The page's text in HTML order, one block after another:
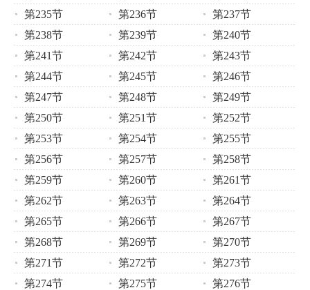
第235节
第236节
第237节
第238节
第239节
第240节
第241节
第242节
第243节
第244节
第245节
第246节
第247节
第248节
第249节
第250节
第251节
第252节
第253节
第254节
第255节
第256节
第257节
第258节
第259节
第260节
第261节
第262节
第263节
第264节
第265节
第266节
第267节
第268节
第269节
第270节
第271节
第272节
第273节
第274节
第275节
第276节